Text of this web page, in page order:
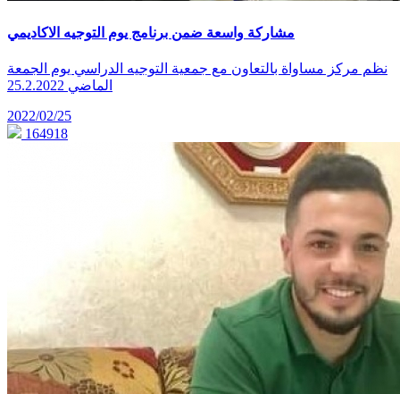
مشاركة واسعة ضمن برنامج يوم التوجيه الاكاديمي
نظم مركز مساواة بالتعاون مع جمعية التوجيه الدراسي يوم الجمعة
الماضي 25.2.2022
2022/02/25
164918